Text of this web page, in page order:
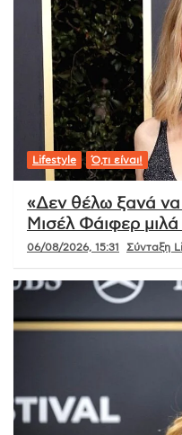
Lifestyle Ό,τι είναι!
«Δεν θέλω ξανά
Μισέλ Φάιφερ μιλά
06/08/2026, 15:31 Σύνταξη